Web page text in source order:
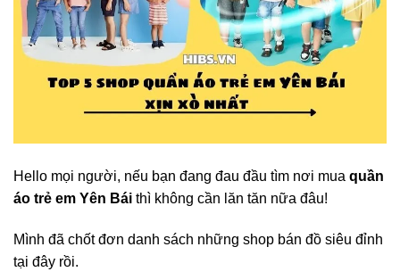
Hello mọi người, nếu bạn đang đau đầu tìm nơi mua quần
áo trẻ em Yên Bái thì không cần lăn tăn nữa đâu!
Mình đã chốt đơn danh sách những shop bán đồ siêu đỉnh
tại đây rồi.